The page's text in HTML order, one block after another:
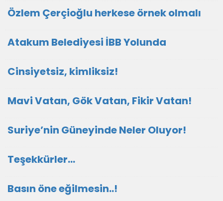
Özlem Çerçioğlu herkese örnek olmalı
Atakum Belediyesi İBB Yolunda
Cinsiyetsiz, kimliksiz!
Mavi Vatan, Gök Vatan, Fikir Vatan!
Suriye’nin Güneyinde Neler Oluyor!
Teşekkürler…
Basın öne eğilmesin..!